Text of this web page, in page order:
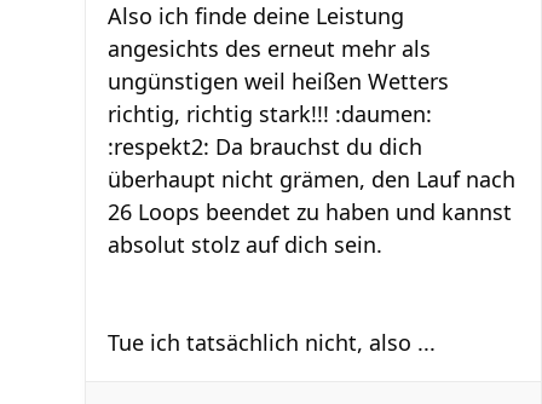
Also ich finde deine Leistung
angesichts des erneut mehr als
ungünstigen weil heißen Wetters
richtig, richtig stark!!! :daumen:
:respekt2: Da brauchst du dich
überhaupt nicht grämen, den Lauf nach
26 Loops beendet zu haben und kannst
absolut stolz auf dich sein.
Tue ich tatsächlich nicht, also ...